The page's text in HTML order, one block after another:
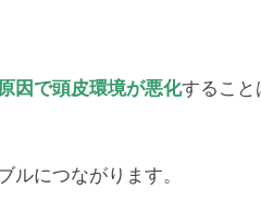
因で頭皮環境が悪化すること
につながります。